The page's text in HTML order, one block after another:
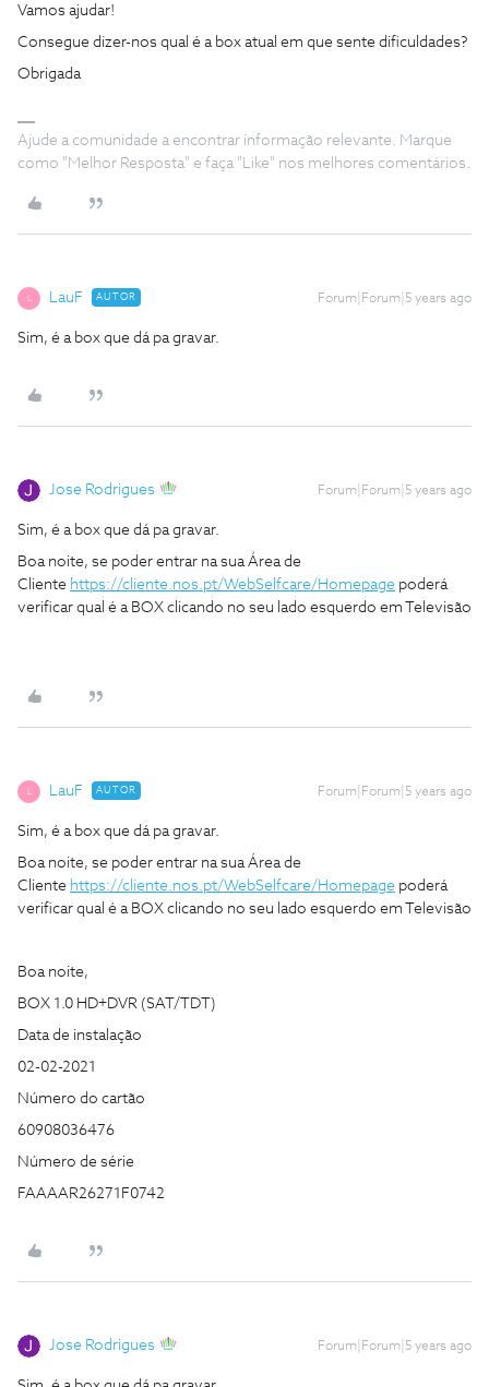
Vamos ajudar!
Consegue dizer-nos qual é a box atual em que sente dificuldades?
Obrigada
Ajude a comunidade a encontrar informação relevante. Marque
como "Melhor Resposta" e faça "Like" nos melhores comentários.
LauF AUTOR Forum|Forum|5 years ago
Sim, é a box que dá pa gravar.
Jose Rodrigues Forum|Forum|5 years ago
Sim, é a box que dá pa gravar.
Boa noite, se poder entrar na sua Área de
Cliente https://cliente.nos.pt/WebSelfcare/Homepage poderá
verificar qual é a BOX clicando no seu lado esquerdo em Televisão
LauF AUTOR Forum|Forum|5 years ago
Sim, é a box que dá pa gravar.
Boa noite, se poder entrar na sua Área de
Cliente https://cliente.nos.pt/WebSelfcare/Homepage poderá
verificar qual é a BOX clicando no seu lado esquerdo em Televisão
Boa noite,
BOX 1.0 HD+DVR (SAT/TDT)
Data de instalação
02-02-2021
Número do cartão
60908036476
Número de série
FAAAAR26271F0742
Jose Rodrigues Forum|Forum|5 years ago